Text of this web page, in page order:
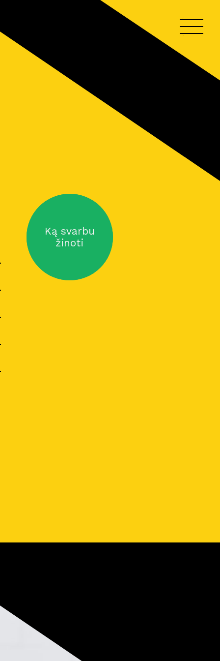
Ką svarbu
žinoti